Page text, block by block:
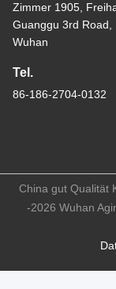
Zimmer 1905,
Guanggu 3rd Road,
Wuhan
Tel.
86-186-2704-0132
China gut Qualität
-2026 Wuhan